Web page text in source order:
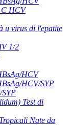
C HCV
u virus di l'epatite
1/2
HCV
HCV/SYP
Test di
Nate da